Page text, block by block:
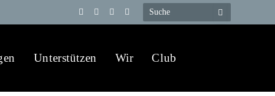
Telegram
YouTube
X
WhatsApp
Unterstützen Wir Club